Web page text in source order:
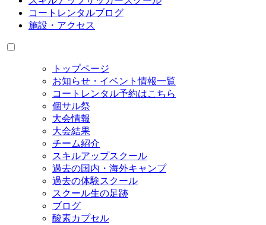
コートレンタルブログ
施設・アクセス
トップページ
お知らせ・イベント情報一覧
コートレンタル予約はこちら
個サル祭
大会情報
大会結果
チーム紹介
スキルアップスクール
過去の国内・海外キャンプ
過去の体験スクール
スクール生の足跡
ブログ
酸素カプセル